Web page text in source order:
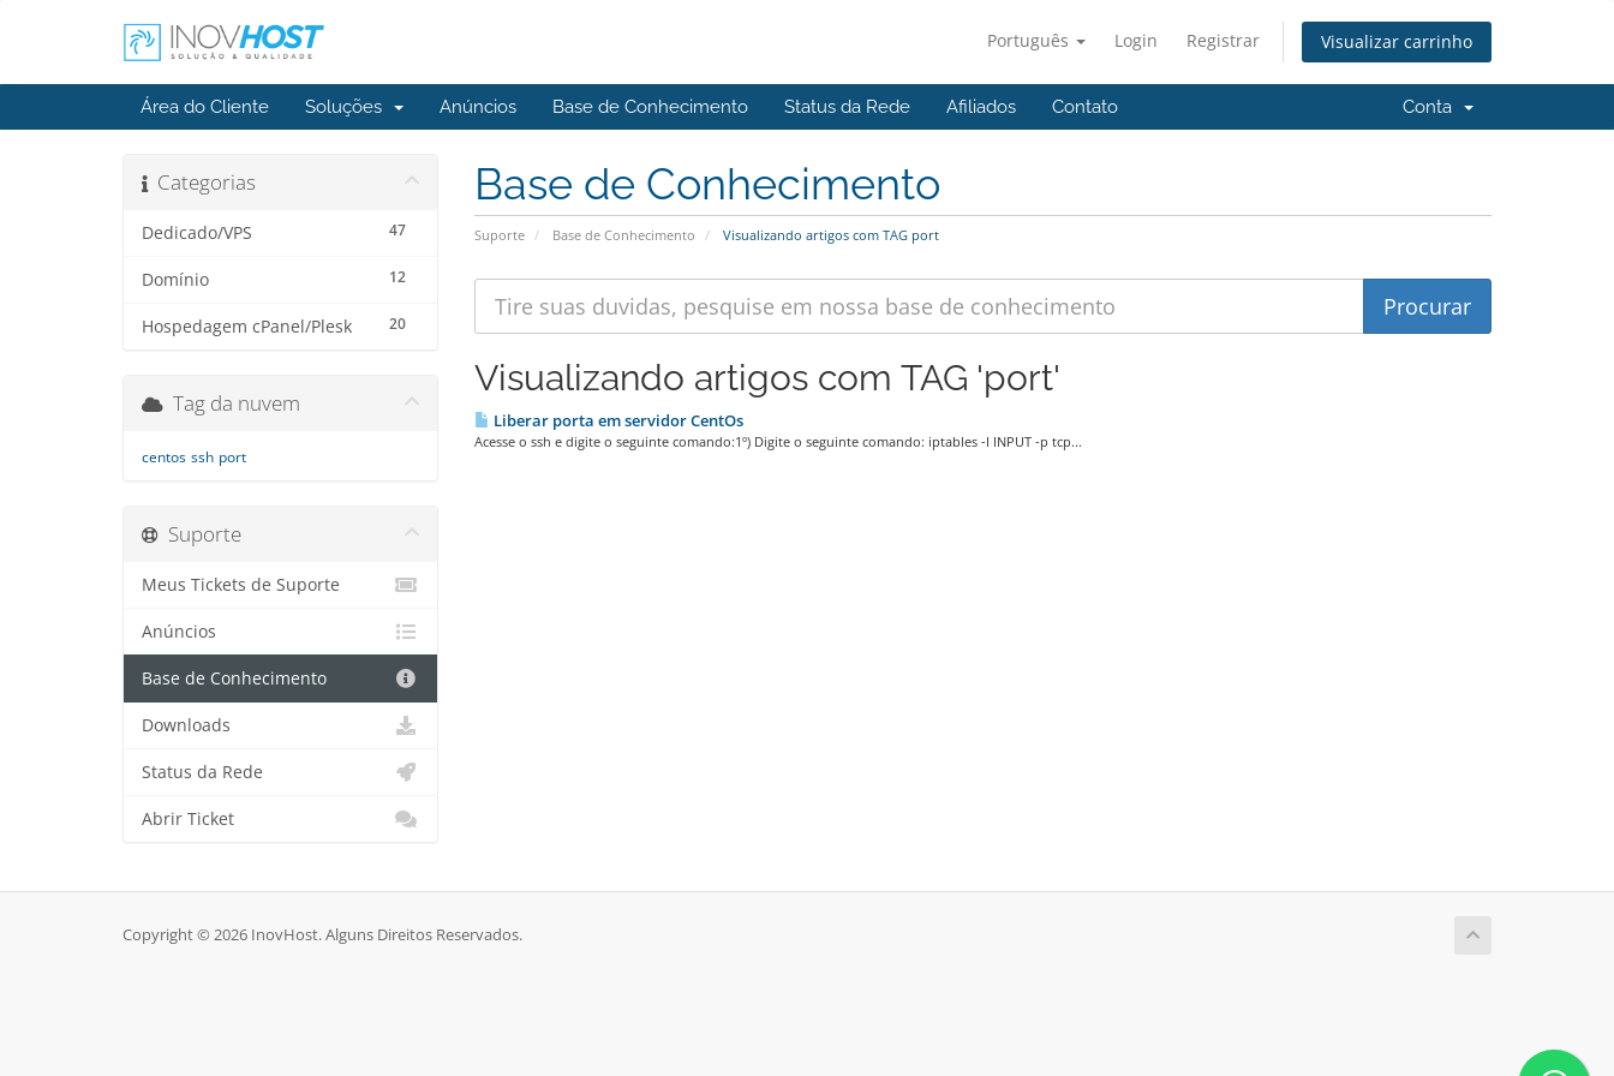
Português Login Registrar Visualizar carrinho
Área do Cliente Soluções Anúncios Base de Conhecimento Status da Rede Afiliados Contato Conta
Base de Conhecimento
Suporte Base de Conhecimento Visualizando artigos com TAG port
Categorias
47
Dedicado/VPS
12
Domínio
20
Hospedagem cPanel/Plesk
Visualizando artigos com TAG 'port'
Liberar porta em servidor CentOs
Acesse o ssh e digite o seguinte comando:1º) Digite o seguinte comando: iptables -I INPUT -p tcp...
Tag da nuvem
centos ssh port
Suporte
Meus Tickets de Suporte
Anúncios
Base de Conhecimento
Downloads
Status da Rede
Abrir Ticket
Copyright © 2026 InovHost. Alguns Direitos Reservados.